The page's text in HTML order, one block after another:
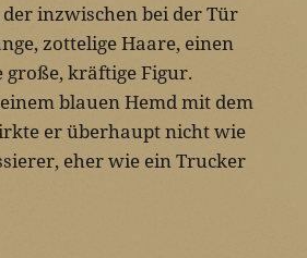
inzwischen bei der Tür
zottelige Haare, einen
kräftige Figur.
blauen Hemd mit dem
er überhaupt nicht wie
eher wie ein Trucker